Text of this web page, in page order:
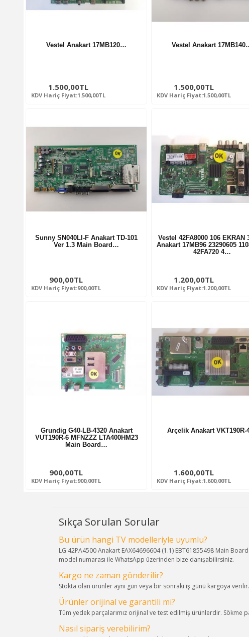
Vestel Anakart 17MB120…
1.500,00TL
KDV Hariç Fiyat:1.500,00TL
Vestel Anakart
1.500,00TL
KDV Hariç Fiyat:1.500,00TL
Sunny SN040LI-F Anakart TD-101
Ver 1.3 Main Board…
900,00TL
KDV Hariç Fiyat:900,00TL
Vestel 42FA8000 106 EKRAN
Anakart 17MB96 23290605
42FA720 4…
1.200,00TL
KDV Hariç Fiyat:1.200,00TL
Grundig G40-LB-4320 Anakart
VUT190R-6 MFNZZZ LTA400HM23
Main Board…
900,00TL
KDV Hariç Fiyat:900,00TL
Arçelik Anakart
1.600,00TL
KDV Hariç Fiyat:1.600,00TL
Sıkça Sorulan Sorular
Bu ürün hangi TV modelleriyle uyumlu?
LG 42PA4500 Anakart EAX64696604 (1.1) EBT61855498 Main
model numarası ile WhatsApp üzerinden bize danışabilirsiniz.
Kargo ne zaman gönderilir?
Stokta olan ürünler aynı gün veya bir sonraki iş günü kargoya
Ürünler orijinal ve garantili mi?
Tüm yedek parçalarımız orijinal ve test edilmiş ürünlerdir. Sökme
Nasıl sipariş verebilirim?